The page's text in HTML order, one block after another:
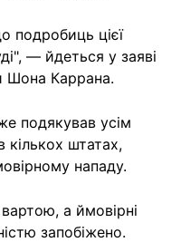
подробиць цієї
— йдеться у заяві
Шона Каррана.
подякував усім
кількох штатах,
нападу.
а ймовірні
запобіжено.